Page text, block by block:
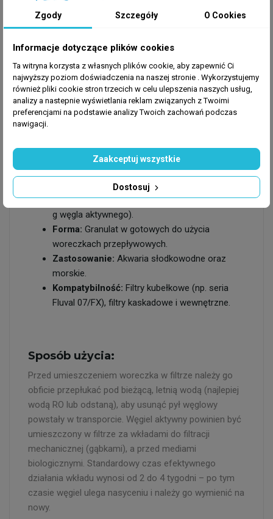
stymuluje wzrostu niepożądanych glonów w
Niezastąpiony po leczeniu:To podstawowe
narzędzie do szybkiego i bezpiecznego
usuwania z wody resztek lekarstw, chemii
akwarystycznej oraz preparatów
kondycjonujących po zakończonej kuracji
Specyfikacja techniczna:
Zawartość opakowania:3 x 100 g (łącznie 300
g węgla aktywnego).
Forma: Granulat w gotowych do użycia
woreczkach przepływowych.
Zastosowanie: Akwaria słodkowodne oraz
morskie.
Kompatybilność: Filtry kubełkowe (np. seria
Fluval 07/FX), filtry kaskadowe i wewnętrzne.
Sposób użycia:
Przed umieszczeniem woreczka w filtrze należy go
obficie przepłukać pod bieżącą, letnią wodą (najlepiej
wodą RO lub odstaną), aby usunąć pył węglowy
powstały w transporcie. Węgiel aktywny powinien być
umieszczony w filtrze za wkładami do filtracji
mechanicznej (gąbkami), a przed mediami
biologicznymi. Standardowy czas efektywnego
działania wkładu wynosi od 2 do 4 tygodni – po tym
czasie węgiel ulega nasyceniu i należy go wymienić na
nowy.
Zgody Szczegóły O Cookies
Informacje dotyczące plików cookies
Ta witryna korzysta z własnych plików cookie, aby zapewnić Ci
najwyższy poziom doświadczenia na naszej stronie . Wykorzystujemy
również pliki cookie stron trzecich w celu ulepszenia naszych usług,
analizy a nastepnie wyświetlania reklam związanych z Twoimi
preferencjami na podstawie analizy Twoich zachowań podczas
nawigacji.
Dostosuj
Zaakceptuj wszystkie